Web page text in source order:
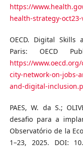
https://
health-strategy-
OECD. Digital
Paris: OECD
https://
city-network-on-jobs-
and-digital-
PAES, W. da S.;
desafio para a
Observatório de la
1–23, 2025. DOI: